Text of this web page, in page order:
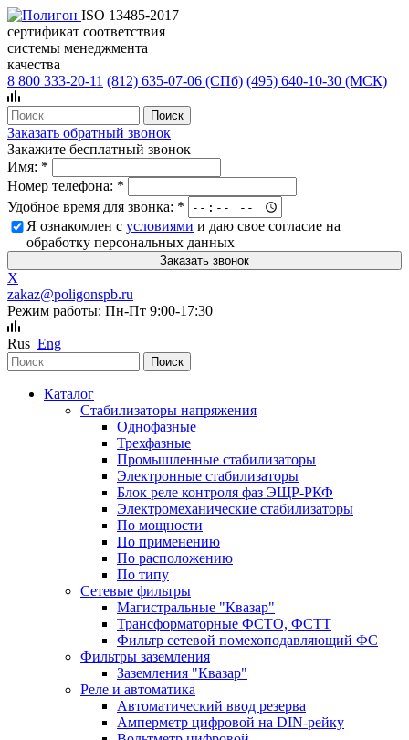
ISO 13485-2017
сертификат соответствия
системы менеджмента
качества
8 800 333-20-11 (812) 635-07-06 (СПб) (495) 640-10-30 (МСК)
Заказать обратный звонок
Закажите бесплатный звонок
Имя: *
Номер телефона: *
Удобное время для звонка: *
Я ознакомлен сусловиями и даю свое согласие на
обработку персональных данных
X
zakaz@poligonspb.ru
Режим работы: Пн-Пт 9:00-17:30
Rus Eng
Каталог
Стабилизаторы напряжения
Однофазные
Трехфазные
Промышленные стабилизаторы
Электронные стабилизаторы
Блок реле контроля фаз ЭЩР-РКФ
Электромеханические стабилизаторы
По мощности
По применению
По расположению
По типу
Сетевые фильтры
Магистральные "Квазар"
Трансформаторные ФСТО, ФСТТ
Фильтр сетевой помехоподавляющий ФС
Фильтры заземления
Заземления "Квазар"
Реле и автоматика
Автоматический ввод резерва
Амперметр цифровой на DIN-рейку